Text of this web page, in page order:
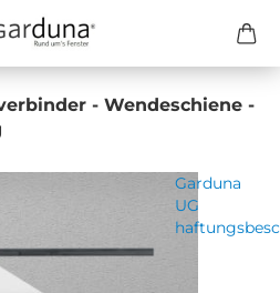
- Wendeschiene -
Garduna
UG